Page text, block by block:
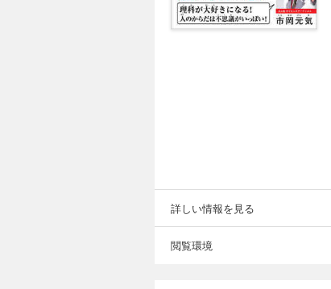
詳しい情報を見る
閲覧環境